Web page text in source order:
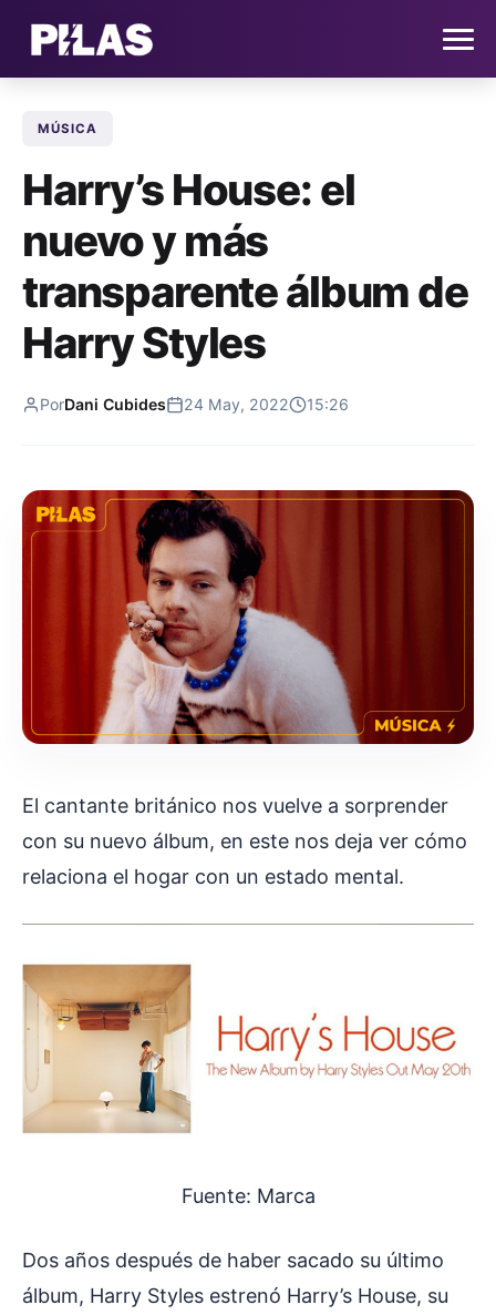
NOTICIAS
QUIÉNES SOMOS
CONTACTO
SUSCRÍBETE
MÚSICA
Harry’s House: el
nuevo y más
transparente álbum de
Harry Styles
PorDani Cubides 24 May, 2022 15:26
El cantante británico nos vuelve a sorprender
con su nuevo álbum, en este nos deja ver cómo
relaciona el hogar con un estado mental.
Fuente: Marca
Dos años después de haber sacado su último
álbum, Harry Styles estrenó Harry’s House, su